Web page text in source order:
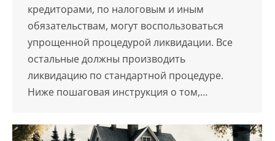
кредиторами, по налоговым и иным
обязательствам, могут воспользоваться
упрощенной процедурой ликвидации. Все
остальные должны производить
ликвидацию по стандартной процедуре.
Ниже пошаговая инструкция о том,…